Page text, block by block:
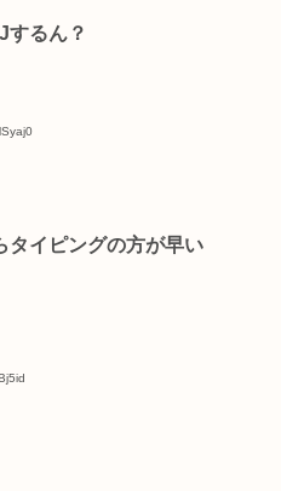
するん？
タイピングの方が早い